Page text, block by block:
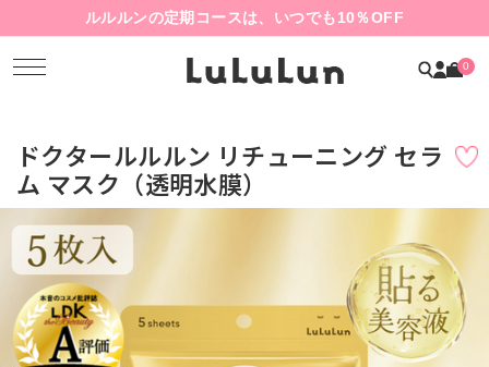
ルルルンの定期コースは、いつでも10％OFF
0
ドクタールルルン リチューニング セラ
ム マスク（透明水膜）